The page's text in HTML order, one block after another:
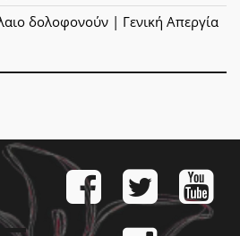
δολοφονούν | Γενική Απεργία